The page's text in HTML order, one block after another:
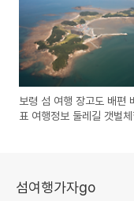
보령 섬 여행 장고도 배편
표 여행정보 둘레길 갯벌체
섬여행가자go